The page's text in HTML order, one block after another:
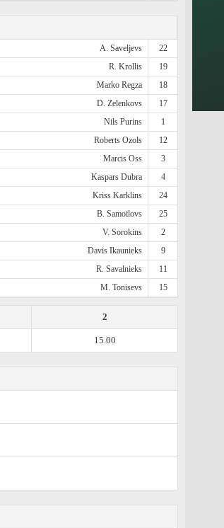
A. Saveljevs
22
R. Krollis
19
Marko Regza
18
D. Zelenkovs
17
Nils Purins
1
Roberts Ozols
12
Marcis Oss
3
Kaspars Dubra
4
Kriss Karklins
24
B. Samoilovs
25
V. Sorokins
2
Davis Ikaunieks
9
R. Savalnieks
11
M. Tonisevs
15
2
15.00